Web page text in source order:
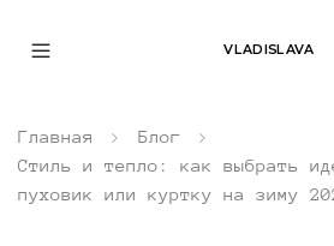
VLADISLAVA
Главная
Блог
Стиль и тепло: как выбрать
пуховик или куртку на зиму